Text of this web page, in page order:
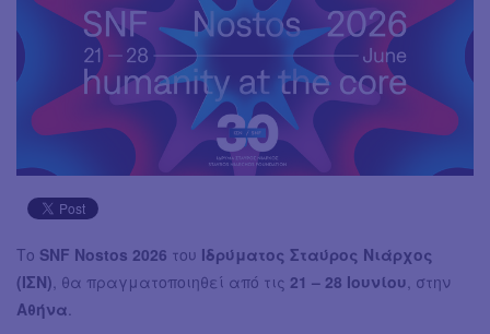
Το SNF Nostos 2026 του Ιδρύματος Σταύρος Νιάρχος
(ΙΣΝ) , θα πραγματοποιηθεί από τις 21 – 28 Ιουνίου , στην
Αθήνα